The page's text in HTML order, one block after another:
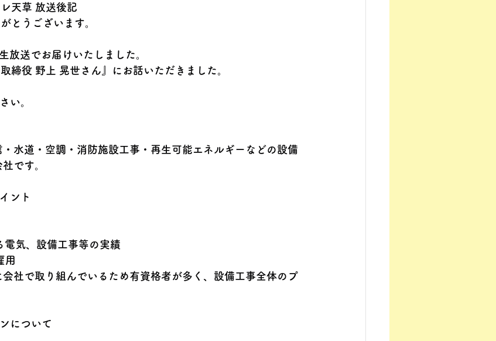
天草 放送後記
とうございます。
放送でお届けいたしました。
締役 野上 晃世さん』にお話いただきました。
い。
水道・空調・消防施設工事・再生可能エネルギーなどの設備
です。
ント
電気、設備工事等の実績
用
会社で取り組んでいるため有資格者が多く、設備工事全体のプ
について